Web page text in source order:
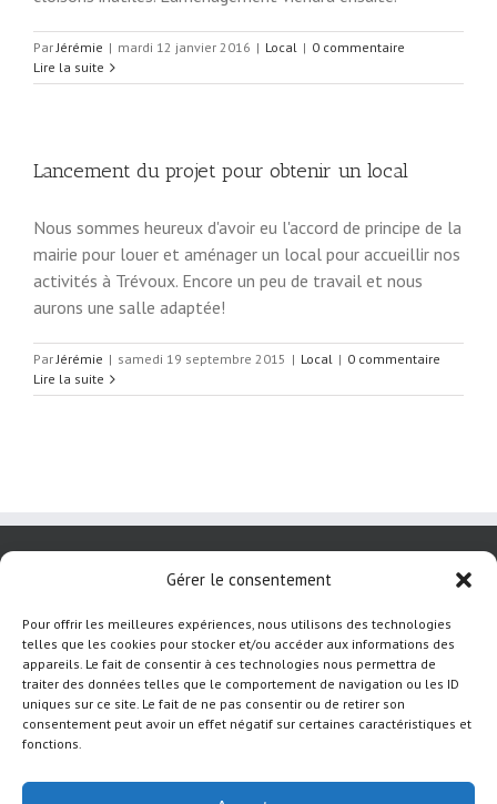
Gérer le consentement
Pour offrir les meilleures expériences, nous utilisons des technologies
telles que les cookies pour stocker et/ou accéder aux informations des
appareils. Le fait de consentir à ces technologies nous permettra de
traiter des données telles que le comportement de navigation ou les ID
uniques sur ce site. Le fait de ne pas consentir ou de retirer son
consentement peut avoir un effet négatif sur certaines caractéristiques et
fonctions.
ParJérémie | mardi 12 janvier 2016 | Local | 0 commentaire
Lire la suite
Lancement du projet pour obtenir un local
Nous sommes heureux d'avoir eu l'accord de principe de la
mairie pour louer et aménager un local pour accueillir nos
activités à Trévoux. Encore un peu de travail et nous
aurons une salle adaptée!
ParJérémie | samedi 19 septembre 2015 | Local | 0 commentaire
Lire la suite